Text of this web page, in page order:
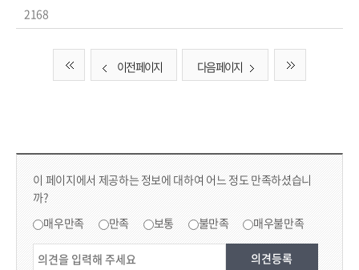
2168
이전 페이지 다음 페이지
컨텐츠 만족도 조사 & 공공저작물 자유이용 허락 표시
이 페이지에서 제공하는 정보에 대하여 어느 정도 만족하셨습니
까?
매우만족 만족 보통 불만족 매우불만족